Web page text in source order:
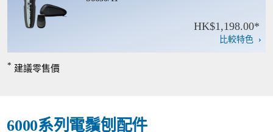
HK$1,198.00*
比較特色
* 建議零售價
6000系列電鬚刨配件